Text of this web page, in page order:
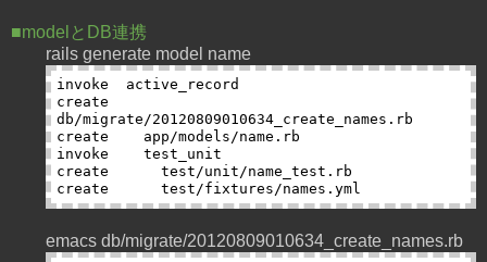
■modelとDB連携
rails generate model name
invoke  active_record
create
db/migrate/20120809010634_create_names.rb
create    app/models/name.rb
invoke    test_unit
create      test/unit/name_test.rb
emacs db/migrate/20120809010634_create_names.rb